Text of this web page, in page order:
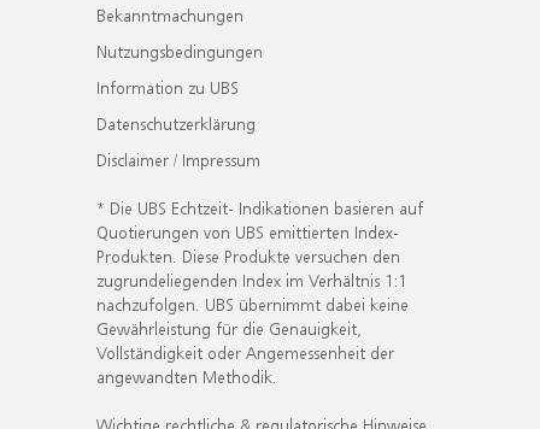
Bekanntmachungen
Nutzungsbedingungen
Information zu UBS
Datenschutzerklärung
Disclaimer / Impressum
* Die UBS Echtzeit- Indikationen basieren auf
Quotierungen von UBS emittierten Index-
Produkten. Diese Produkte versuchen den
zugrundeliegenden Index im Verhältnis 1:1
nachzufolgen. UBS übernimmt dabei keine
Gewährleistung für die Genauigkeit,
Vollständigkeit oder Angemessenheit der
angewandten Methodik.